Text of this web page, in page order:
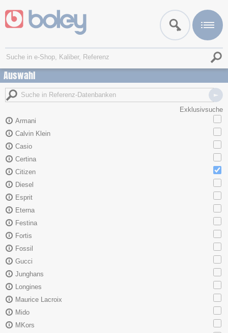
Auswahl
Exklusivsuche
Armani
Calvin Klein
Casio
Certina
Citizen
Diesel
Esprit
Eterna
Festina
Fortis
Fossil
Gucci
Junghans
Longines
Maurice Lacroix
Mido
MKors